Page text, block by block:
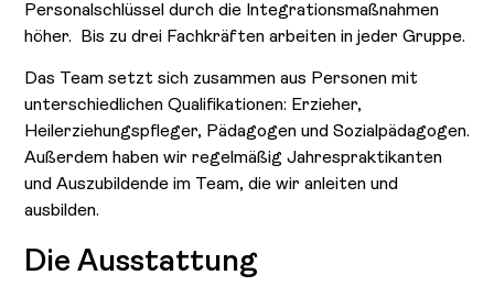
Personalschlüssel durch die Integrationsmaßnahmen
höher. Bis zu drei Fachkräften arbeiten in jeder Gruppe.
Das Team setzt sich zusammen aus Personen mit
unterschiedlichen Qualifikationen: Erzieher,
Heilerziehungspfleger, Pädagogen und Sozialpädagogen.
Außerdem haben wir regelmäßig Jahrespraktikanten
und Auszubildende im Team, die wir anleiten und
ausbilden.
Die Ausstattung